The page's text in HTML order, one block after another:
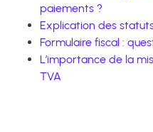
paiements ?
Explication des
Formulaire fiscal :
L’importance de la
TVA